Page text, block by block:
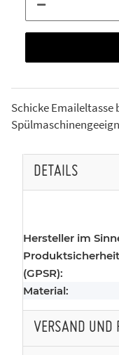
Schicke
DETAILS
Hersteller im
(GPSR):
Material:
VERSAND UND